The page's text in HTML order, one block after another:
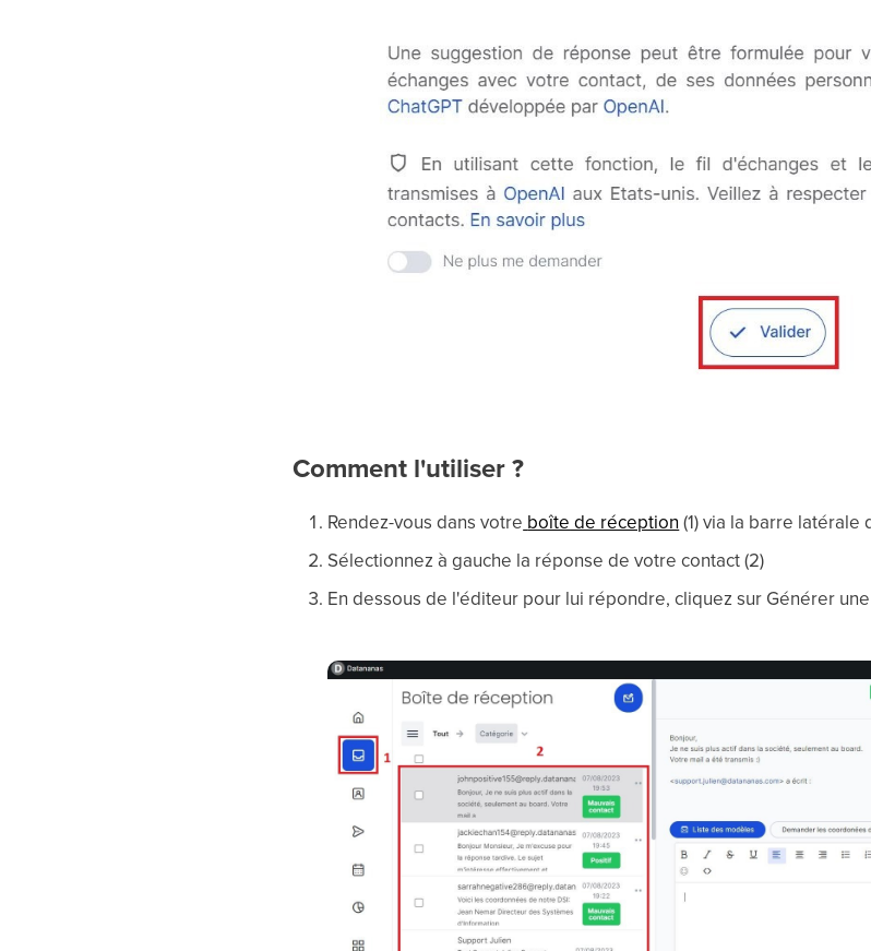
Comment l'utiliser ?
Rendez-vous dans votre boîte de réception (1) via la barre latérale
Sélectionnez à gauche la réponse de votre contact (2)
En dessous de l'éditeur pour lui répondre, cliquez sur Générer